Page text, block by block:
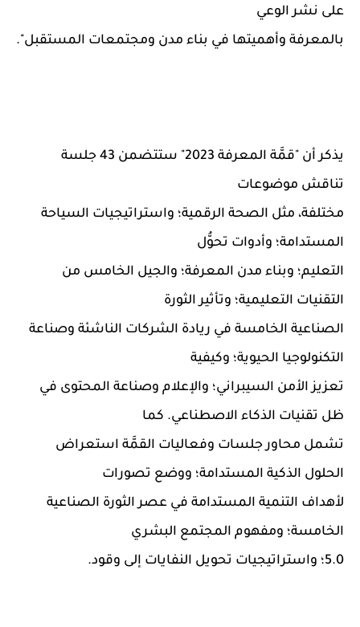
على نشر الوعي
بالمعرفة وأهميتها في بناء مدن ومجتمعات المستقبل".
يذكر أن "قمَّة المعرفة 2023" ستتضمن 43 جلسة
تناقش موضوعات
مختلفة، مثل الصحة الرقمية؛ واستراتيجيات السياحة
المستدامة؛ وأدوات تحوُّل
التعليم؛ وبناء مدن المعرفة؛ والجيل الخامس من
التقنيات التعليمية؛ وتأثير الثورة
الصناعية الخامسة في ريادة الشركات الناشئة وصناعة
التكنولوجيا الحيوية؛ وكيفية
تعزيز الأمن السيبراني؛ والإعلام وصناعة المحتوى في
ظل تقنيات الذكاء الاصطناعي. كما
تشمل محاور جلسات وفعاليات القمَّة استعراض
الحلول الذكية المستدامة؛ ووضع تصورات
لأهداف التنمية المستدامة في عصر الثورة الصناعية
الخامسة؛ ومفهوم المجتمع البشري
5.0؛ واستراتيجيات تحويل النفايات إلى وقود.